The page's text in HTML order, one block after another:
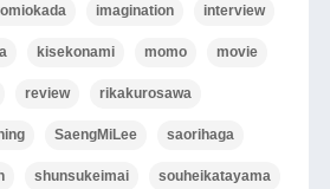
imagination interview
kisekonami momo movie
review rikakurosawa
SaengMiLee saorihaga
shunsukeimai souheikatayama